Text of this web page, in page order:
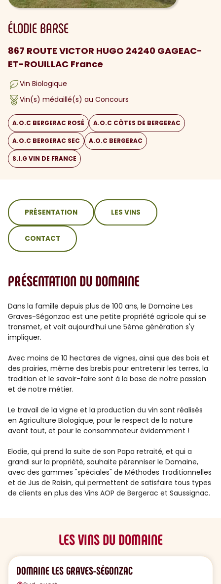
ÉLODIE BARSE
867 ROUTE VICTOR HUGO 24240 GAGEAC-
ET-ROUILLAC France
Vin Biologique
Vin(s) médaillé(s) au Concours
A.O.C BERGERAC ROSÉ A.O.C CÔTES DE BERGERAC
A.O.C BERGERAC SEC A.O.C BERGERAC
S.I.G VIN DE FRANCE
sommaire
PRÉSENTATION LES VINS
CONTACT
PRÉSENTATION DU DOMAINE
Dans la famille depuis plus de 100 ans, le Domaine Les
Graves-Ségonzac est une petite propriété agricole qui se
transmet, et voit aujourd’hui une 5ème génération s'y
impliquer.
Avec moins de 10 hectares de vignes, ainsi que des bois et
des prairies, même des brebis pour entretenir les terres, la
tradition et le savoir-faire sont à la base de notre passion
et de notre métier.
Le travail de la vigne et la production du vin sont réalisés
en Agriculture Biologique, pour le respect de la nature
avant tout, et pour le consommateur évidemment !
Elodie, qui prend la suite de son Papa retraité, et qui a
grandi sur la propriété, souhaite pérenniser le Domaine,
avec des gammes "spéciales" de Méthodes Traditionnelles
et de Jus de Raisin, qui permettent de satisfaire tous types
de clients en plus des Vins AOP de Bergerac et Saussignac.
LES VINS DU DOMAINE
DOMAINE LES GRAVES-SÉGONZAC